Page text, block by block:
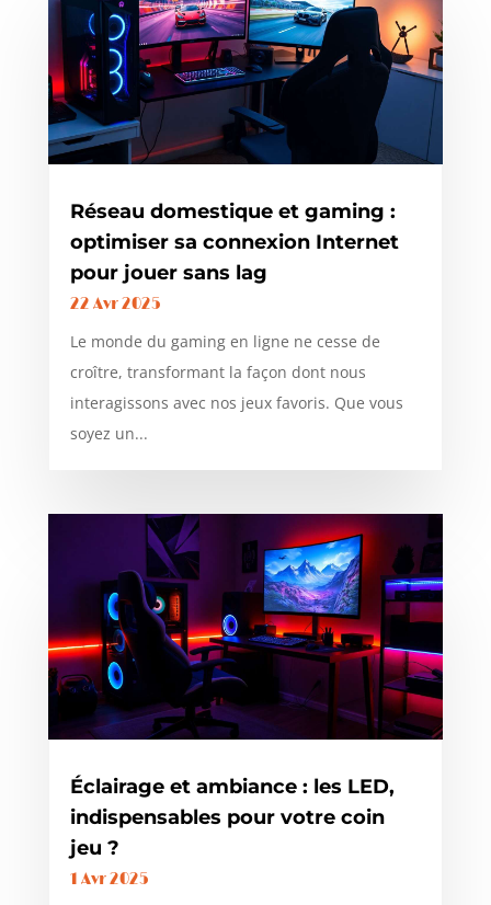
Réseau domestique et gaming :
optimiser sa connexion Internet
pour jouer sans lag
22 Avr 2025
Le monde du gaming en ligne ne cesse de
croître, transformant la façon dont nous
interagissons avec nos jeux favoris. Que vous
soyez un...
Éclairage et ambiance : les LED,
indispensables pour votre coin
jeu ?
1 Avr 2025